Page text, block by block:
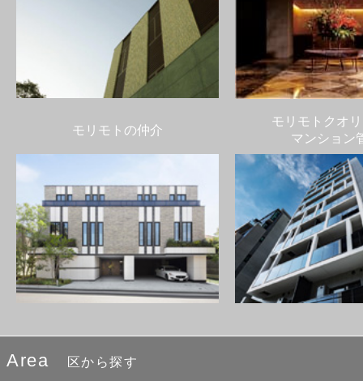
モリモトの仲介
モリモトクオ
マンション
Area 区から探す